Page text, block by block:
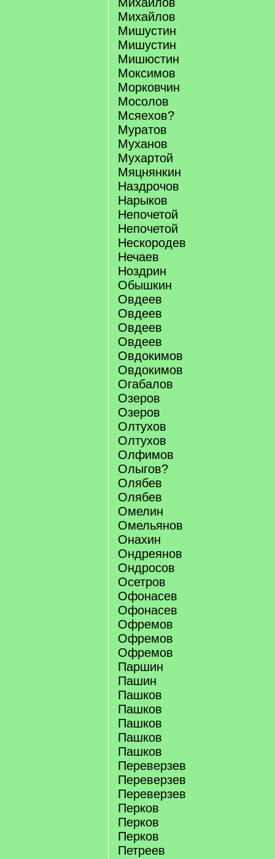
Михайлов
Мишустин
Мишустин
Мишюстин
Моксимов
Морковчин
Мосолов
Мсяехов?
Муратов
Муханов
Мухартой
Мяцнянкин
Наздрочов
Нарыков
Непочетой
Непочетой
Нескородев
Нечаев
Ноздрин
Обышкин
Овдеев
Овдеев
Овдеев
Овдеев
Овдокимов
Овдокимов
Огабалов
Озеров
Озеров
Олтухов
Олтухов
Олфимов
Олыгов?
Олябев
Олябев
Омелин
Омельянов
Онахин
Ондреянов
Ондросов
Осетров
Офонасев
Офонасев
Офремов
Офремов
Офремов
Паршин
Пашин
Пашков
Пашков
Пашков
Пашков
Пашков
Переверзев
Переверзев
Переверзев
Перков
Перков
Перков
Петреев